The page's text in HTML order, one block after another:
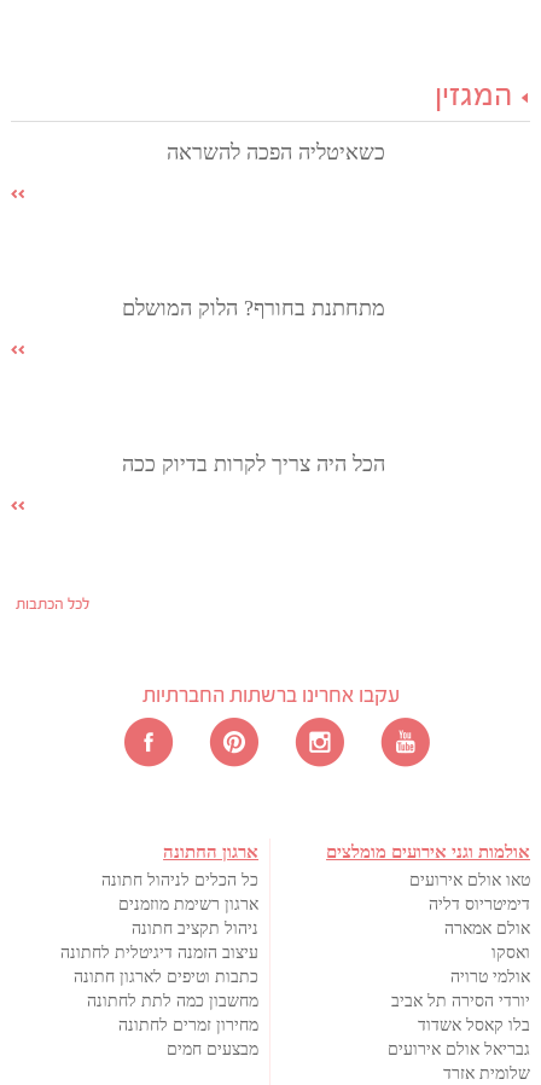
המגזין
כשאיטליה הפכה להשראה
מתחתנת בחורף? הלוק המושלם
הכל היה צריך לקרות בדיוק ככה
לכל הכתבות
עקבו אחרינו ברשתות החברתיות
אולמות וגני אירועים מומלצים
טאו אולם אירועים
דימיטריוס דליה
אולם אמארה
ואסקו
אולמי טרויה
יורדי הסירה תל אביב
בלו קאסל אשדוד
גבריאל אולם אירועים
שלומית אזרד
ארגון החתונה
כל הכלים לניהול חתונה
ארגון רשימת מוזמנים
ניהול תקציב חתונה
עיצוב הזמנה דיגיטלית לחתונה
כתבות וטיפים לארגון חתונה
מחשבון כמה לתת לחתונה
מחירון זמרים לחתונה
מבצעים חמים